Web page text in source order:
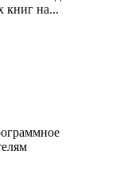
книг на...